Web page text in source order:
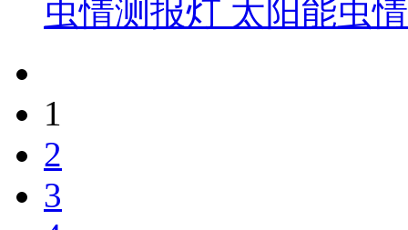
虫情测报灯 太阳能虫
1
2
3